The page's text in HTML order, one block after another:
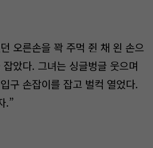
오른손을 꽉 주먹 쥔 채 왼 손으
았다. 그녀는 싱글벙글 웃으며
구 손잡이를 잡고 벌컥 열었다.
.”